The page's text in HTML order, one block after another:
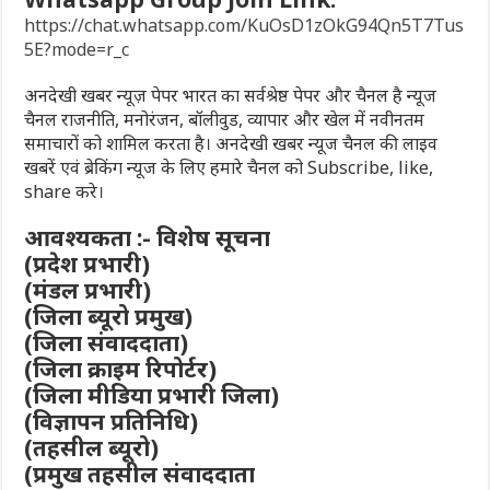
https://chat.whatsapp.com/KuOsD1zOkG94Qn5T7Tus
5E?mode=r_c
अनदेखी खबर न्यूज़ पेपर भारत का सर्वश्रेष्ठ पेपर और चैनल है न्यूज
चैनल राजनीति, मनोरंजन, बॉलीवुड, व्यापार और खेल में नवीनतम
समाचारों को शामिल करता है। अनदेखी खबर न्यूज चैनल की लाइव
खबरें एवं ब्रेकिंग न्यूज के लिए हमारे चैनल को Subscribe, like,
share करे।
आवश्यकता :- विशेष सूचना
(प्रदेश प्रभारी)
(मंडल प्रभारी)
(जिला ब्यूरो प्रमुख)
(जिला संवाददाता)
(जिला क्राइम रिपोर्टर)
(जिला मीडिया प्रभारी जिला)
(विज्ञापन प्रतिनिधि)
(तहसील ब्यूरो)
(प्रमुख तहसील संवाददाता